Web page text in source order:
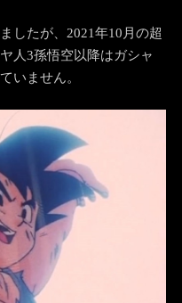
したが、2021年10月の超
人3孫悟空以降はガシャ
いません。